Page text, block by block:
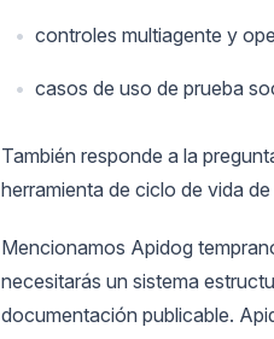
controles multiagente y
casos de uso de prueba
También responde a la
herramienta de ciclo de vida
Mencionamos Apidog
necesitarás un sistema
documentación publicable.